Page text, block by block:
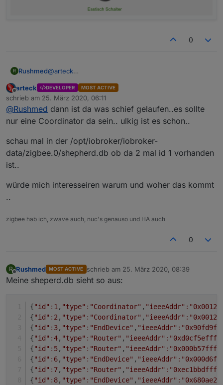
0
R Rushmed@arteck
Hab sie leider erst jetzt gefunden aber schon am
letzten WE meinen neuen Stick in Betrieb
genommen.
Wie erwartet musste ich alle Geräte neu anlernen.
Komischerweise habe ich jetzt zwei Koordinatoren in
der Netzwerkansicht.
Ist das okay oder ist einer der Beiden der alte?
Offline
arteck DEVELOPER MOST ACTIVE
schrieb am 25. März 2020, 06:11
zuletzt editiert von
@Rushmed dann ist da was schief gelaufen..es sollte
nur eine Coordinator da sein.. ulkig ist es schon..
schau mal in der /opt/iobroker/iobroker-
data/zigbee.0/shepherd.db ob da 2 mal id 1 vorhanden
ist..
würde mich interesseiren warum und woher das kommt
..
zigbee hab ich, zwave auch, nuc's genauso und HA auch
0
R
Offline
Rushmed MOST ACTIVE schrieb am 25. März 2020, 08:39
zuletzt editiert von
Meine sheperd.db sieht so aus:
{"id" : 1, "type" : "Coordinator" , "ieeeAddr" :
{"id" : 2, "type" : "Coordinator" , "ieeeAddr" :
{"id" : 3, "type" : "EndDevice" , "ieeeAddr" :
{"id" :4, "type" : "Router" , "ieeeAddr" :
{"id" : 5, "type" : "Router" , "ieeeAddr" :
{"id" : 6, "type" : "EndDevice" , "ieeeAddr" :
{"id" : 7, "type" : "Router" , "ieeeAddr" :
{"id" : 8, "type" : "EndDevice" , "ieeeAddr" :